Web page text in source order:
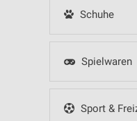
Schuhe
Spielwaren
Sport &